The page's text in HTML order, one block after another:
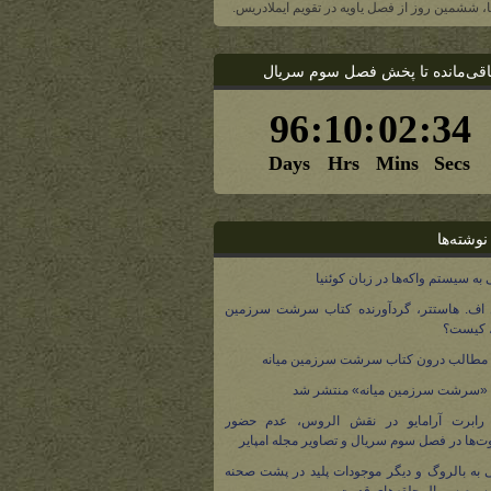
ششمین روز از فصل یاویه در تقویم ایملادریس.
تا پخش فصل سوم سریال
نوشته‌ها
به سیستم واکه‌ها در زبان کوئنیا
اف. هاستتر، گردآورنده کتاب سرشت سرزمین
کیست؟
درون کتاب سرشت سرزمین میانه
«سرشت سرزمین میانه» منتشر شد
رابرت آرامایو در نقش الروس، عدم حضور
در فصل سوم سریال و تصاویر مجله امپایر
به بالروگ و دیگر موجودات پلید در پشت صحنه